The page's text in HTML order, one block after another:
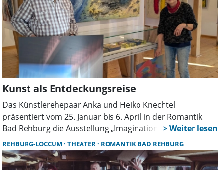
Kunst als Entdeckungsreise
Das Künstlerehepaar Anka und Heiko Knechtel
präsentiert vom 25. Januar bis 6. April in der Romantik
Bad Rehburg die Ausstellung „Imagination“. Gezeigt
werden abstrakte Fotografie, Malerei, Skulpturen und
Lyrik. Eröffnung ist am 25. Januar um 15 Uhr im Neuen
Badehaus.
REHBURG-LOCCUM THEATER ROMANTIK BAD REHBURG